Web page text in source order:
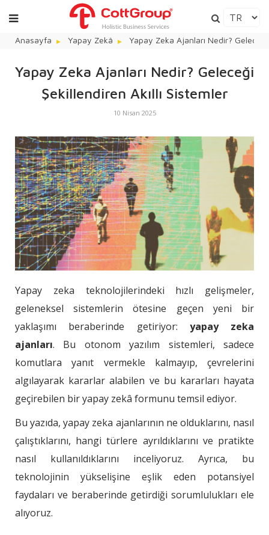
Anasayfa Yapay Zekâ Yapay Zeka Ajanları Nedir?
Yapay Zeka Ajanları Nedir? Geleceği
Şekillendiren Akıllı Sistemler
10 Nisan 2025
Yapay zeka teknolojilerindeki hızlı gelişmeler,
geleneksel sistemlerin ötesine geçen yeni bir
yaklaşımı beraberinde getiriyor: yapay zeka
ajanları. Bu otonom yazılım sistemleri, sadece
komutlara yanıt vermekle kalmayıp, çevrelerini
algılayarak kararlar alabilen ve bu kararları hayata
geçirebilen bir yapay zekâ formunu temsil ediyor.
Bu yazıda, yapay zeka ajanlarının ne olduklarını, nasıl
çalıştıklarını, hangi türlere ayrıldıklarını ve pratikte
nasıl kullanıldıklarını inceliyoruz. Ayrıca, bu
teknolojinin yükselişine eşlik eden potansiyel
faydaları ve beraberinde getirdiği sorumlulukları ele
alıyoruz.